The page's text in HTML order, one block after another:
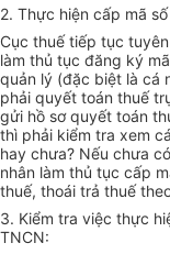
2. Thực hiện cấp mã
Cục thuế tiếp tục
làm thủ tục đăng ký
quản lý (đặc biệt là cá
phải quyết toán thuế
gửi hồ sơ quyết toán
thì phải kiểm tra xem
hay chưa? Nếu chưa
nhân làm thủ tục cấp
thuế, thoái trả thuế
3. Kiểm tra việc thực
TNCN: